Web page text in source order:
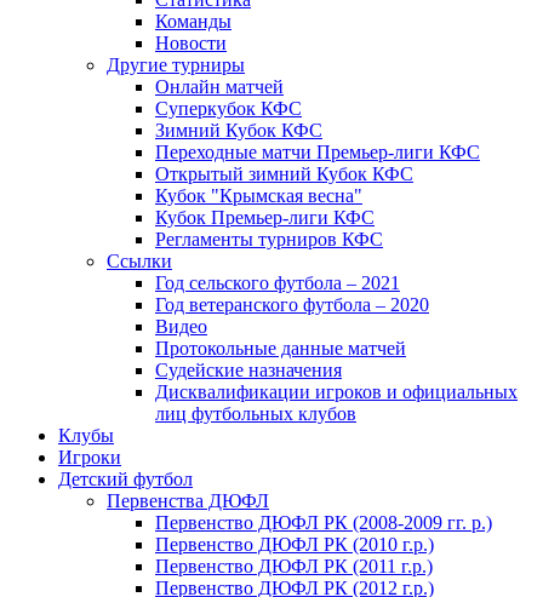
Команды
Новости
Другие турниры
Онлайн матчей
Суперкубок КФС
Зимний Кубок КФС
Переходные матчи Премьер-лиги КФС
Открытый зимний Кубок КФС
Кубок "Крымская весна"
Кубок Премьер-лиги КФС
Регламенты турниров КФС
Ссылки
Год сельского футбола – 2021
Год ветеранского футбола – 2020
Видео
Протокольные данные матчей
Судейские назначения
Дисквалификации игроков и официальных
лиц футбольных клубов
Клубы
Игроки
Детский футбол
Первенства ДЮФЛ
Первенство ДЮФЛ РК (2008-2009 гг. р.)
Первенство ДЮФЛ РК (2010 г.р.)
Первенство ДЮФЛ РК (2011 г.р.)
Первенство ДЮФЛ РК (2012 г.р.)